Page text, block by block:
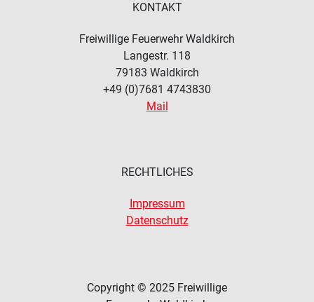
KONTAKT
Freiwillige Feuerwehr Waldkirch
Langestr. 118
79183 Waldkirch
+49 (0)7681 4743830
Mail
RECHTLICHES
Impressum
Datenschutz
Copyright © 2025 Freiwillige